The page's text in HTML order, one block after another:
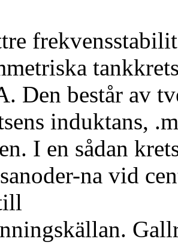
Den består av
induktans,
I en sådan
na vid